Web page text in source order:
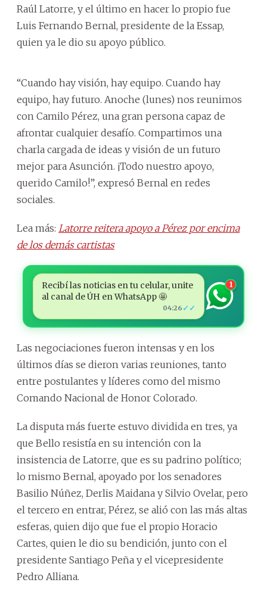
Raúl Latorre, y el último en hacer lo propio fue
Luis Fernando Bernal, presidente de la Essap,
quien ya le dio su apoyo público.
“Cuando hay visión, hay equipo. Cuando hay
equipo, hay futuro. Anoche (lunes) nos reunimos
con Camilo Pérez, una gran persona capaz de
afrontar cualquier desafío. Compartimos una
charla cargada de ideas y visión de un futuro
mejor para Asunción. ¡Todo nuestro apoyo,
querido Camilo!”, expresó Bernal en redes
sociales.
Lea más: Latorre reitera apoyo a Pérez por encima
de los demás cartistas
Recibí las noticias en tu celular, unite
al canal de ÚH en WhatsApp 🤩
04:26 ✓✓
1
Las negociaciones fueron intensas y en los
últimos días se dieron varias reuniones, tanto
entre postulantes y líderes como del mismo
Comando Nacional de Honor Colorado.
La disputa más fuerte estuvo dividida en tres, ya
que Bello resistía en su intención con la
insistencia de Latorre, que es su padrino político;
lo mismo Bernal, apoyado por los senadores
Basilio Núñez, Derlis Maidana y Silvio Ovelar, pero
el tercero en entrar, Pérez, se alió con las más altas
esferas, quien dijo que fue el propio Horacio
Cartes, quien le dio su bendición, junto con el
presidente Santiago Peña y el vicepresidente
Pedro Alliana.